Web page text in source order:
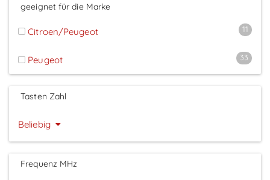
geeignet für die Marke
11
Citroen/Peugeot
33
Peugeot
Tasten Zahl
Beliebig
Frequenz MHz